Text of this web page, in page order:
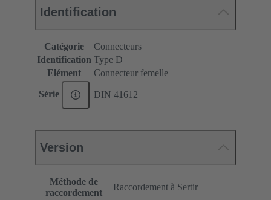
Identification
Catégorie
Connecteurs
Identification Type D
Elément
Connecteur femelle
Série DIN 41612
Version
Méthode de
raccordement
Raccordement à Sertir